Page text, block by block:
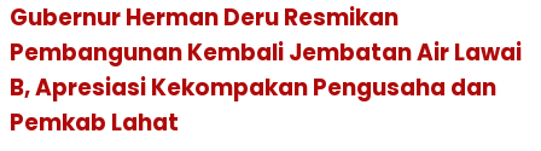
Gubernur Herman Deru Resmikan
Pembangunan Kembali Jembatan Air Lawai
B, Apresiasi Kekompakan Pengusaha dan
Pemkab Lahat